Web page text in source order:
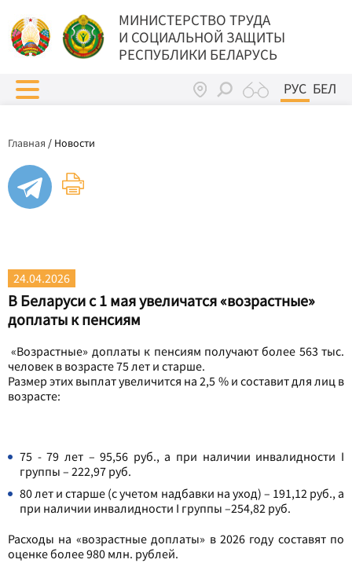
МИНИСТЕРСТВО ТРУДА
И СОЦИАЛЬНОЙ ЗАЩИТЫ
РЕСПУБЛИКИ БЕЛАРУСЬ
РУС БЕЛ
Главная / Новости
24.04.2026
В Беларуси с 1 мая увеличатся «возрастные»
доплаты к пенсиям
«Возрастные» доплаты к пенсиям получают более 563 тыс.
человек в возрасте 75 лет и старше.
Размер этих выплат увеличится на 2,5 % и составит для лиц в
возрасте:
75 - 79 лет – 95,56 руб., а при наличии инвалидности I
группы – 222,97 руб.
80 лет и старше (с учетом надбавки на уход) – 191,12 руб., а
при наличии инвалидности I группы –254,82 руб.
Расходы на «возрастные доплаты» в 2026 году составят по
оценке более 980 млн. рублей.